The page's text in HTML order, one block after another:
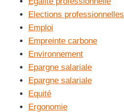
Elections professionnelles
Emploi
Empreinte carbone
Environnement
Epargne salariale
Epargne salariale
Equité
Ergonomie